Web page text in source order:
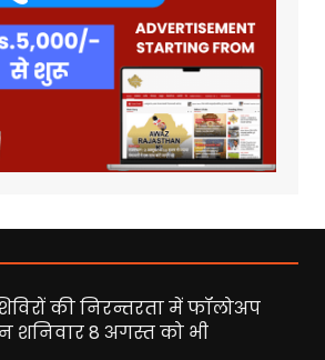
की निरन्तरता में फॉलोअप
शनिवार 8 अगस्त को भी